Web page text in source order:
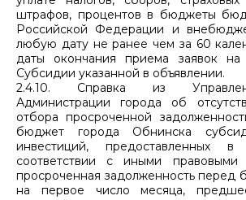
штрафов, процентов в бюджеты
Российской Федерации и
любую дату не ранее чем за 60
даты окончания приема заявок на
Субсидии указанной в объявлении.
2.4.10. Справка из
Администрации города об
отбора просроченной
бюджет города Обнинска
инвестиций,
соответствии с иными
просроченная задолженность перед
на первое число месяца,